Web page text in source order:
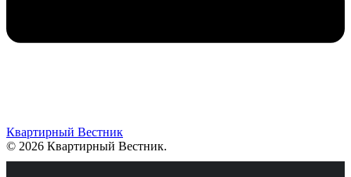
Квартирный Вестник
© 2026 Квартирный Вестник.